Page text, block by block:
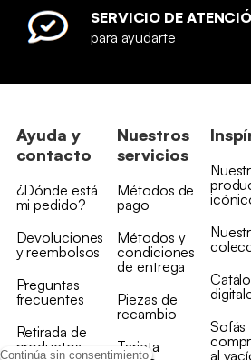
Continúa sin consentimiento
SERVICIO DE
para ayudarte
Ayuda y
contacto
¿Dónde está
mi pedido?
Devoluciones
y reembolsos
Preguntas
frecuentes
Retirada de
productos
Nuestros
servicios
Métodos de
pago
Métodos y
condiciones
de entrega
Piezas de
recambio
Tarjeta
Sofás
al